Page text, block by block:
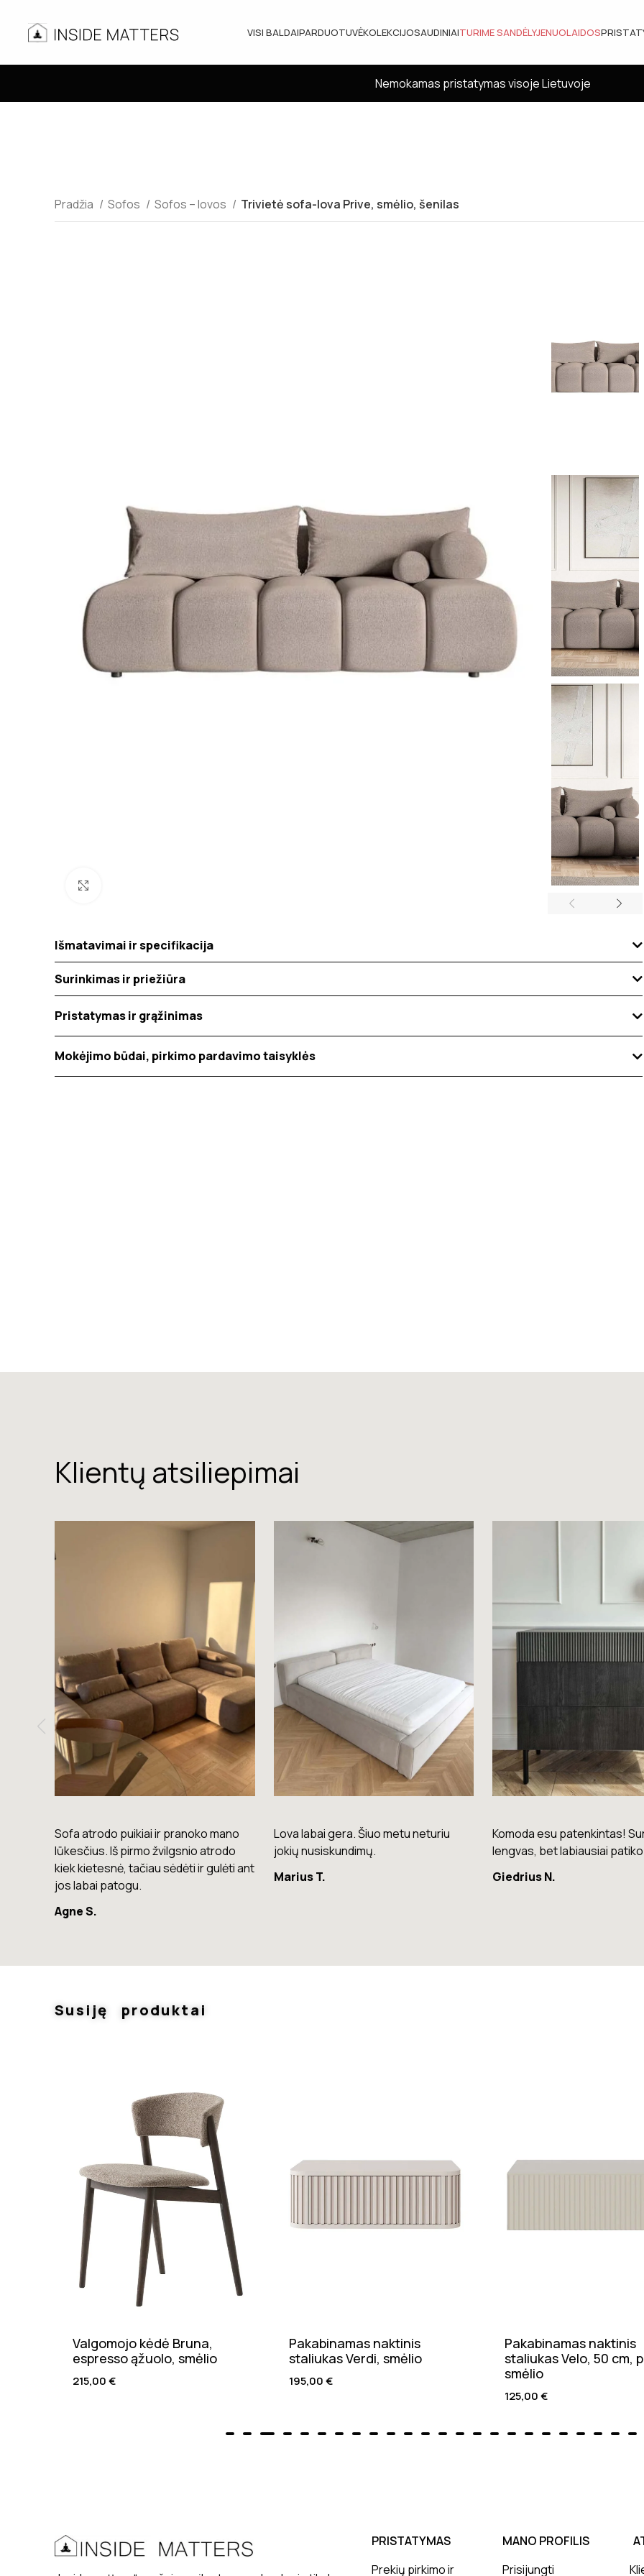
VISI BALDAIPARDUOTUVĖKOLEKCIJOSAUDINIAITURIME SANDĖLYJENUOLAIDOS
Nemokamas pristatymas visoje Lietuvoje
Pradžia Sofos Sofos – lovos Trivietė sofa-lova Prive, smėlio, šenilas
Išmatavimai ir specifikacija
Surinkimas ir priežiūra
Pristatymas ir grąžinimas
Mokėjimo būdai, pirkimo pardavimo taisyklės
Klientų atsiliepimai
Lova labai gera. Šiuo metu neturiu
jokių nusiskundimų.
Marius T.
Komoda esu patenkintas! Surinkimas
lengvas, bet labiausiai patiko spalva.
Giedrius N.
Puikios kokybės kėdės –
patogios ir stilingos.
Raminta G.
Susiję produktai
Valgomojo kėdė Bruna,
espresso ąžuolo, smėlio
215,00€
Pakabinamas naktinis
staliukas Verdi, smėlio
195,00€
Pakabinamas naktinis
staliukas Velo, 50 cm,
smėlio
125,00€
PRISTATYMAS
Prekių pirkimo ir
MANO PROFILIS
Prisijungti